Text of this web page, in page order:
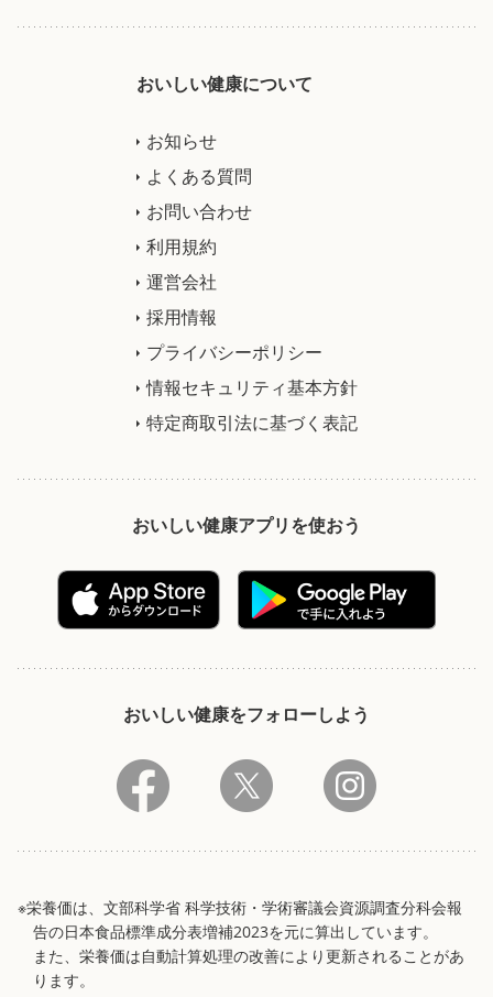
おいしい健康について
お知らせ
よくある質問
お問い合わせ
利用規約
運営会社
採用情報
プライバシーポリシー
情報セキュリティ基本方針
特定商取引法に基づく表記
おいしい健康アプリを使おう
おいしい健康をフォローしよう
※栄養価は、文部科学省 科学技術・学術審議会資源調査分科会報
告の日本食品標準成分表増補2023を元に算出しています。
また、栄養価は自動計算処理の改善により更新されることがあ
ります。